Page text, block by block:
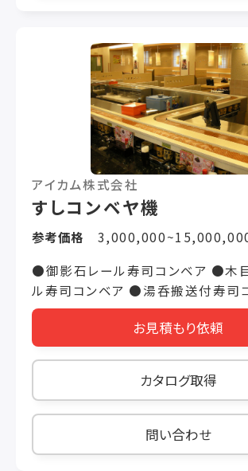
食品容器の搬送に最適です。 ※穴加工・表面フッ
素コート・ゴム貼付け・ワーク専用冶
の他ご要望に応じて製作いたします
ましては、お気軽にご相談下さい。 【食品業界で
の導入実績】 ①お惣菜メーカー様 工程：惣菜・麺
類の盛付ライン 惣菜がベルト上に落
発生 樹脂ベルトでは汚れ残り・カ
清掃しやすく、水を吸わないステンレ
採用 油汚れ・常時濡れの環境でも
用可能 ②チョコレートメーカー様 工程：チョコレ
ート製造・冷却ライン チョコレート
トがギトギトになる ▶ 清掃性が高く
れたステンレスベルトを採用 洗浄
し、冷却効率も向上 ③お菓子メーカー様（ゼリ
ー） 工程：ゼリー製品の搬送ライン
すことで樹脂ベルトにカビが発生 ▶
カビが発生しにくいステンレスベ
定した衛生管理を実現 ④お土産用お菓子メーカ
ー様 工程：チョコレート菓子の箱詰
業後の清掃時間を短縮したい ▶ 拭
清掃できるステンレスベルトを採
後の負担を大幅に軽減 ⑤調味料メーカー様 工
途事例 脚高、脚数 駆動方式 速度可
ベルト、特殊ベルト ベルト蛇行防止（
アイカム株式会社
すしコンベヤ機
参考価格
●御影石レール寿司コンベア ●木
ル寿司コンベア ●湯呑搬送付寿司
湯呑収納型寿司コンベア ●隣接・
コンベア ●ステンレスレール寿司コンベ
の状況に合わせて、最適な設計･提
これまで多くの実績がありますので、
お任せ下さい。 国内はもちろん、海
も承ります。 石野製作所製・日本クレセント製等、
他社製品の修理・改造・メンテナン
ます。 又、古くなった製品のメンテ
お見積もり依頼
カタログ取得
問い合わせ